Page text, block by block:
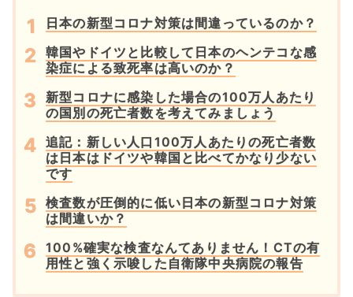
日本の新型コロナ対策は間違っているのか？
韓国やドイツと比較して日本のヘンテコな感
染症による致死率は高いのか？
新型コロナに感染した場合の100万人あたり
の国別の死亡者数を考えてみましょう
追記：新しい人口100万人あたりの死亡者数
は日本はドイツや韓国と比べてかなり少ない
です
検査数が圧倒的に低い日本の新型コロナ対策
は間違いか？
100%確実な検査なんてありません！CTの有
用性と強く示唆した自衛隊中央病院の報告